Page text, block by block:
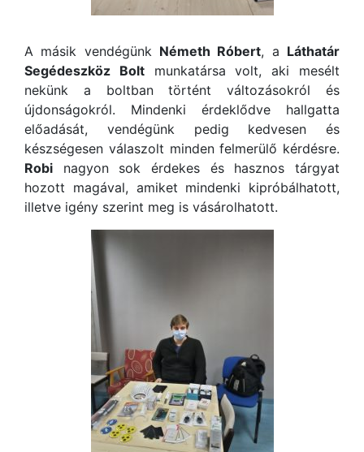
A másik vendégünk Németh Róbert, a Láthatár
Segédeszköz Boltmunkatársa volt, aki mesélt
nekünk a boltban történt változásokról és
újdonságokról. Mindenki érdeklődve hallgatta
előadását, vendégünk pedig kedvesen és
készségesen válaszolt minden felmerülő kérdésre.
Robi nagyon sok érdekes és hasznos tárgyat
hozott magával, amiket mindenki kipróbálhatott,
illetve igény szerint meg is vásárolhatott.